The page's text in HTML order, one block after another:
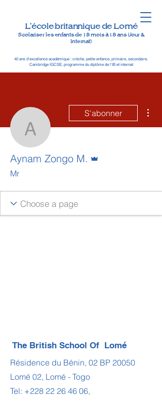
L'école britannique de Lomé
Scolariser les enfants de 18 mois à 18 ans (Jour &
Internat)
40 ans d'excellence académique : crèche, petite enfance, primaire, secondaire,
Cambridge IGCSE, programme du diplôme de l'IB et internat
Aynam Zongo M.
S'abonner
Aynam Zongo M.
Mr
The British School Of Lomé
Résidence du Bénin, 02 BP 20050
Lomé 02, Lomé - Togo
Tel: +228 22 26 46 06,